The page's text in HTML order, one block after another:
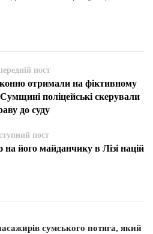
пост
отримали на фіктивному
Сумщині поліцейські скерували
до суду
пост
його майданчику в Лізі націй
сумського потяга, який